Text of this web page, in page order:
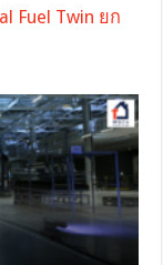
Fuel Twin ยก